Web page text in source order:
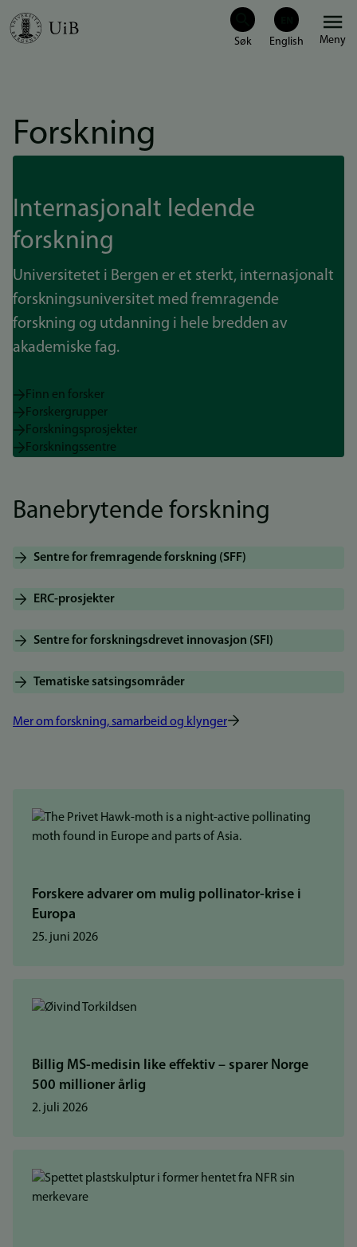
Hopp
Meny
Forskning
Internasjonalt ledende
forskning
Universitetet i Bergen er et sterkt, internasjonalt
forskningsuniversitet med fremragende
forskning og utdanning i hele bredden av
akademiske fag.
Finn en forsker
Forskergrupper
Forskningsprosjekter
Forskningssentre
Banebrytende forskning
Sentre for fremragende forskning (SFF)
ERC-prosjekter
Sentre for forskningsdrevet innovasjon (SFI)
Tematiske satsingsområder
Mer om forskning, samarbeid og klynger
Forskere advarer om mulig pollinator-krise i
Europa
25. juni 2026
Billig MS-medisin like effektiv – sparer Norge
500 millioner årlig
2. juli 2026